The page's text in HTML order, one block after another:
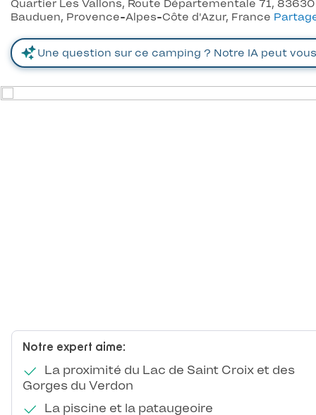
Quartier Les Vallons, Route Départementale 71, 83630
Bauduen, Provence-Alpes-Côte d'Azur, France
Notre expert aime:
La proximité du Lac de Saint Croix et des
Gorges du Verdon
La piscine et la pataugeoire